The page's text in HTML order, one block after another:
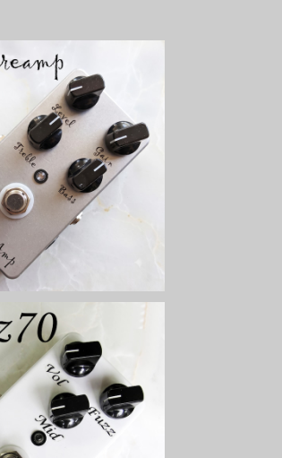
キット【BASIC KIT】
¥6,500
ット【BASIC KIT】
¥6,200